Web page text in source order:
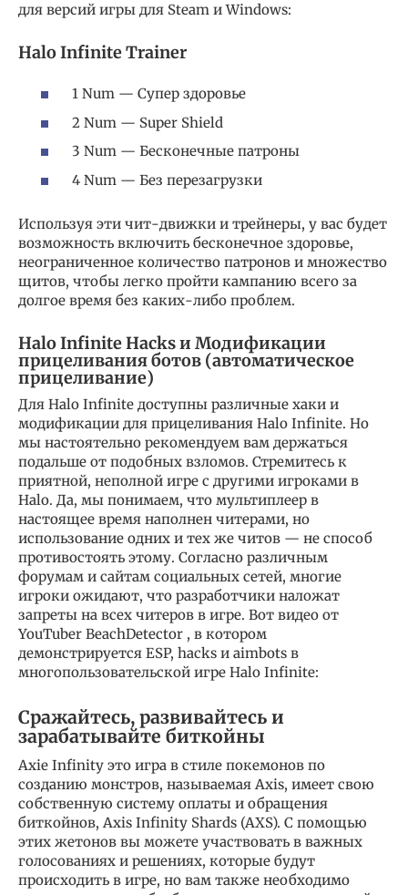
для версий игры для Steam и Windows:
Halo Infinite Trainer
1 Num — Супер здоровье
2 Num — Super Shield
3 Num — Бесконечные патроны
4 Num — Без перезагрузки
Используя эти чит-движки и трейнеры, у вас будет
возможность включить бесконечное здоровье,
неограниченное количество патронов и множество
щитов, чтобы легко пройти кампанию всего за
долгое время без каких-либо проблем.
Halo Infinite Hacks и Модификации
прицеливания ботов (автоматическое
прицеливание)
Для Halo Infinite доступны различные хаки и
модификации для прицеливания Halo Infinite. Но
мы настоятельно рекомендуем вам держаться
подальше от подобных взломов. Стремитесь к
приятной, неполной игре с другими игроками в
Halo. Да, мы понимаем, что мультиплеер в
настоящее время наполнен читерами, но
использование одних и тех же читов — не способ
противостоять этому. Согласно различным
форумам и сайтам социальных сетей, многие
игроки ожидают, что разработчики наложат
запреты на всех читеров в игре. Вот видео от
YouTuber BeachDetector , в котором
демонстрируется ESP, hacks и aimbots в
многопользовательской игре Halo Infinite:
Сражайтесь, развивайтесь и
зарабатывайте биткойны
Axie Infinity это игра в стиле покемонов по
созданию монстров, называемая Axis, имеет свою
собственную систему оплаты и обращения
биткойнов, Axis Infinity Shards (AXS). С помощью
этих жетонов вы можете участвовать в важных
голосованиях и решениях, которые будут
происходить в игре, но вам также необходимо